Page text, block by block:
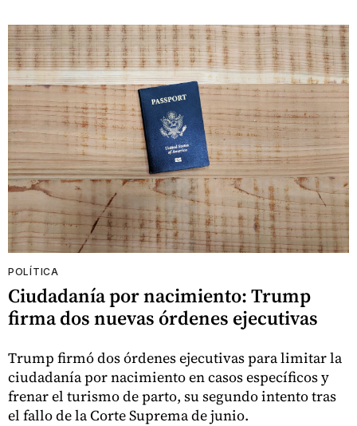
POLÍTICA
Ciudadanía por nacimiento: Trump
firma dos nuevas órdenes ejecutivas
Trump firmó dos órdenes ejecutivas para limitar la
ciudadanía por nacimiento en casos específicos y
frenar el turismo de parto, su segundo intento tras
el fallo de la Corte Suprema de junio.